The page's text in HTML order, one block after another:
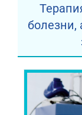
болезни,